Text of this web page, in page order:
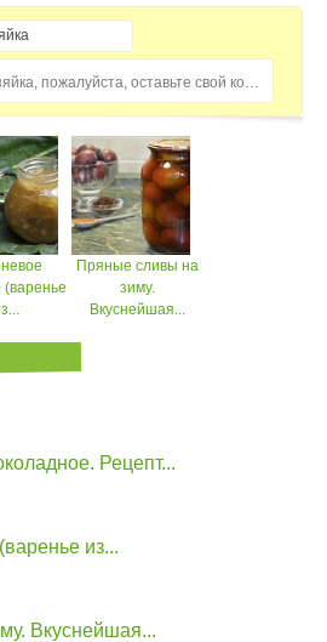
(варенье
Пряные сливы на
зиму.
Вкуснейшая...
Рецепт...
из...
Вкуснейшая...